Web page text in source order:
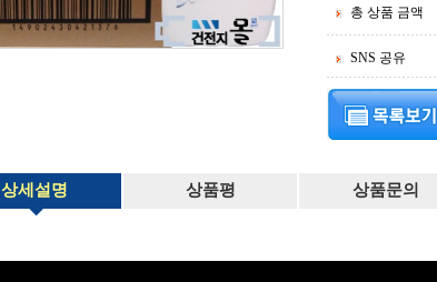
총 상품 금액
SNS 공유
상세설명 상품평 상품문의